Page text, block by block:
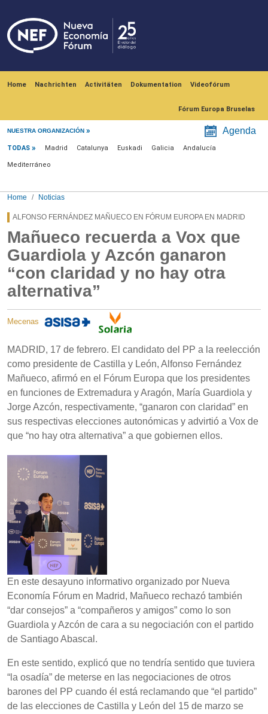
Home Nachrichten Activitäten Dokumentation Videofórum
Fórum Europa Bruselas
NUESTRA ORGANIZACIÓN Agenda
Menú noticias
TODAS Madrid Catalunya Euskadi Galicia Andalucía
Mediterráneo
Home Noticias
ALFONSO FERNÁNDEZ MAÑUECO EN FÓRUM EUROPA EN MADRID
Mañueco recuerda a Vox que
Guardiola y Azcón ganaron
“con claridad y no hay otra
alternativa”
Mecenas
MADRID, 17 de febrero. El candidato del PP a la reelección
como presidente de Castilla y León, Alfonso Fernández
Mañueco, afirmó en el Fórum Europa que los presidentes
en funciones de Extremadura y Aragón, María Guardiola y
Jorge Azcón, respectivamente, “ganaron con claridad” en
sus respectivas elecciones autonómicas y advirtió a Vox de
que “no hay otra alternativa” a que gobiernen ellos.
En este desayuno informativo organizado por Nueva
Economía Fórum en Madrid, Mañueco rechazó también
“dar consejos” a “compañeros y amigos” como lo son
Guardiola y Azcón de cara a su negociación con el partido
de Santiago Abascal.
En este sentido, explicó que no tendría sentido que tuviera
“la osadía” de meterse en las negociaciones de otros
barones del PP cuando él está reclamando que “el partido”
de las elecciones de Castilla y León del 15 de marzo se